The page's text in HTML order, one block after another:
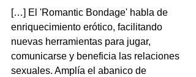
[…] El 'Romantic Bondage' habla de
enriquecimiento erótico, facilitando
nuevas herramientas para jugar,
comunicarse y beneficia las relaciones
sexuales. Amplía el abanico de